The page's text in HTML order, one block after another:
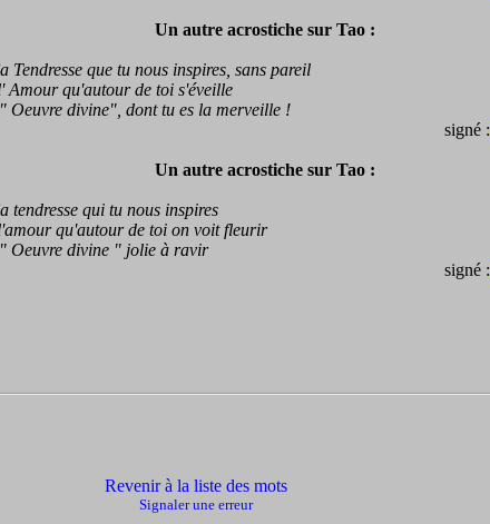
Un autre acrostiche sur Tao :
que tu nous inspires, sans pareil
qu'autour de toi s'éveille
divine", dont tu es la merveille !
signé :
Un autre acrostiche sur Tao :
qui tu nous inspires
qu'autour de toi on voit fleurir
divine " jolie à ravir
signé :
Revenir à la liste des mots
Signaler une erreur